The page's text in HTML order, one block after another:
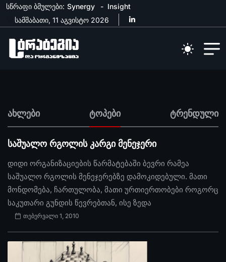
სწრაფი ბმულები: Synergy
Insight
სამშაბათი, 11 აგვისტო 2026
ახლები ტოპები ტრენდული
საშუალო რგოლის კარგი მენეჯერი
დიდი ორგანიზაციების წარმატებაში ბევრი რამეა
საშუალო რგოლის მენეჯერებზე დამოკიდებული. მათი
მონდომება, ჩართულობა, მათი ურთიერთობები როგორც
საკუთარი გუნდის წევრებთან, ისე ზედა
თებერვალი 1, 2010